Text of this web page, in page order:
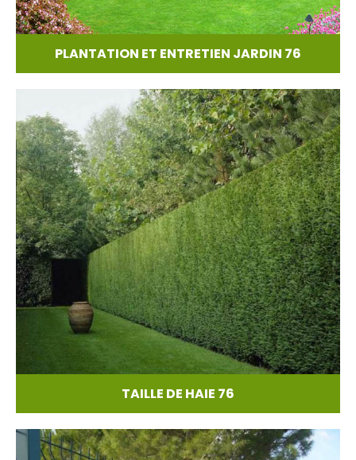
PLANTATION ET ENTRETIEN JARDIN 76
TAILLE DE HAIE 76